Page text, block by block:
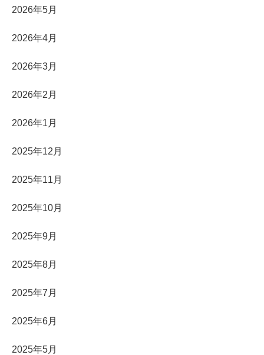
2026年5月
2026年4月
2026年3月
2026年2月
2026年1月
2025年12月
2025年11月
2025年10月
2025年9月
2025年8月
2025年7月
2025年6月
2025年5月